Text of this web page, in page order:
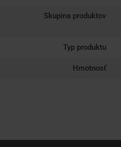
Skupina produktov
Typ produktu
Hmotnosť